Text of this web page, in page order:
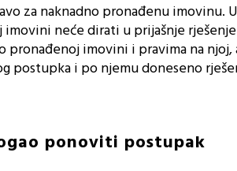
za naknadno pronađenu imovinu.
neće dirati u prijašnje
pronađenoj imovini i pravima na njoj,
postupka i po njemu doneseno
ponoviti postupak